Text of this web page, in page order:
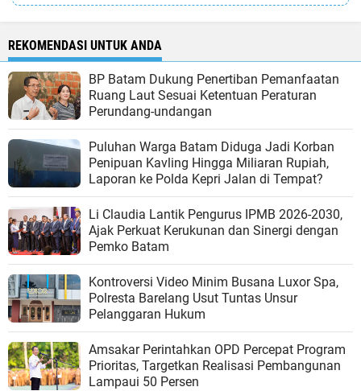
REKOMENDASI UNTUK ANDA
BP Batam Dukung Penertiban Pemanfaatan
Ruang Laut Sesuai Ketentuan Peraturan
Perundang-undangan
Puluhan Warga Batam Diduga Jadi Korban
Penipuan Kavling Hingga Miliaran Rupiah,
Laporan ke Polda Kepri Jalan di Tempat?
Li Claudia Lantik Pengurus IPMB 2026-2030,
Ajak Perkuat Kerukunan dan Sinergi dengan
Pemko Batam
Kontroversi Video Minim Busana Luxor Spa,
Polresta Barelang Usut Tuntas Unsur
Pelanggaran Hukum
Amsakar Perintahkan OPD Percepat Program
Prioritas, Targetkan Realisasi Pembangunan
Lampaui 50 Persen